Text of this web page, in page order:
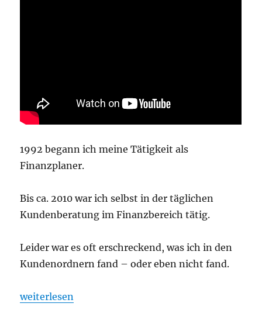
1992 begann ich meine Tätigkeit als
Finanzplaner.
Bis ca. 2010 war ich selbst in der täglichen
Kundenberatung im Finanzbereich tätig.
Leider war es oft erschreckend, was ich in den
Kundenordnern fand – oder eben nicht fand.
„8 Tipps wie Sie Ihre Familie und Ihr Vermögen
weiterlesen